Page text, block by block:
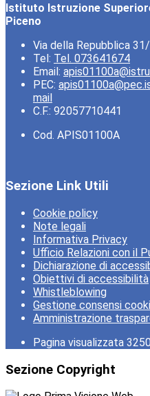
Istituto Istruzione
Piceno
Via della Repubblica
Tel: Tel. 073641674
Email:
PEC:
mail
C.F.: 92057710441
Cod. APIS01100A
Sezione Link Utili
Cookie policy
Note legali
Informativa Privacy
Ufficio Relazioni con il
Dichiarazione di
Obiettivi di accessibilità
Whistleblowing
Gestione consensi
Amministrazione
Pagina visualizzata 3250
Sezione Copyright